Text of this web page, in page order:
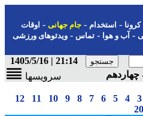
-استخدام- جام جهانی-اوقات
و هوا-تماس-ویدئوهای ورزشی
21:14 | 1405/5/16
سرویسها
4
5
6
7
8
9
10
11
12